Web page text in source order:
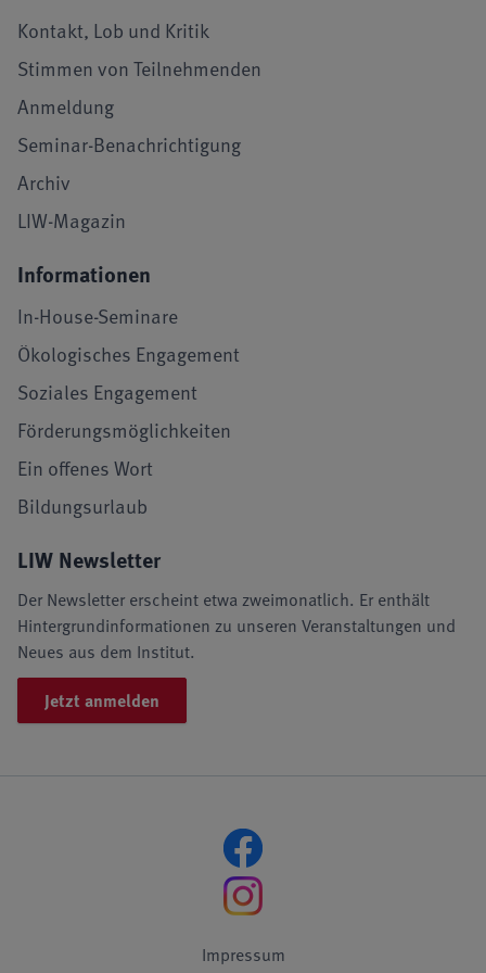
Kontakt, Lob und Kritik
Stimmen von Teilnehmenden
Anmeldung
Seminar-Benachrichtigung
Archiv
LIW-Magazin
Informationen
In-House-Seminare
Ökologisches Engagement
Soziales Engagement
Förderungsmöglichkeiten
Ein offenes Wort
Bildungsurlaub
LIW Newsletter
Der Newsletter erscheint etwa zweimonatlich. Er enthält
Hintergrundinformationen zu unseren Veranstaltungen und
Neues aus dem Institut.
Jetzt anmelden
Impressum